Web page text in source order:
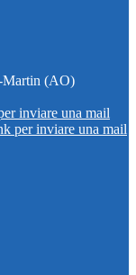
Martin (AO)
inviare una mail
per inviare una mail